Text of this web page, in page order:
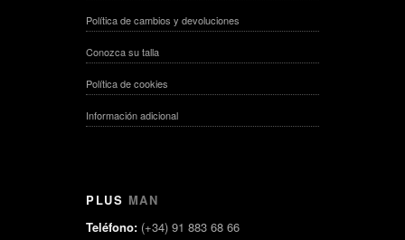
Política de cambios y devoluciones
Conozca su talla
Política de cookies
Información adicional
PLUS MAN
Teléfono: (+34) 91 883 68 66